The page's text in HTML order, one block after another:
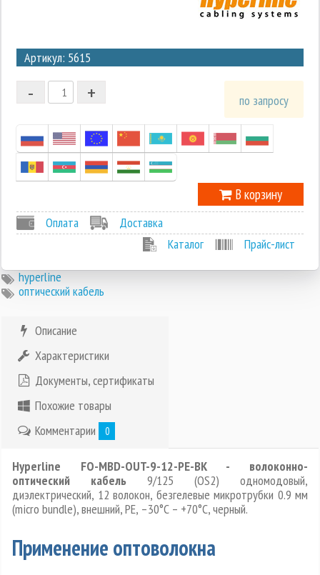
Артикул: 5615
2
1
-1
+
- по запросу
В корзину
Оплата
Доставка
Каталог
Прайс-лист
hyperline
оптический кабель
Описание
Характеристики
Документы, сертификаты
Похожие товары
Комментарии
0
Hyperline FO-MBD-OUT-9-12-PE-BK - волоконно-
оптический кабель 9/125 (OS2) одномодовый,
диэлектрический, 12 волокон, безгелевые микротрубки 0.9 мм
(micro bundle), внешний, PE, –30°C – +70°C, черный.
Применение оптоволокна